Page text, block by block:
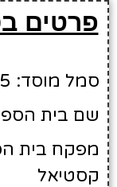
פרטים
סמל מוסד: 10412205
שם בית
מפקח בית
קסטיאל